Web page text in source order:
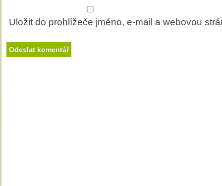
Uložit do prohlížeče jméno, e-mail a webovou